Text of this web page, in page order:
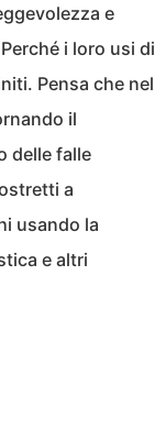
e
i loro usi di
Pensa che nel
il
delle falle
a
usando la
e altri